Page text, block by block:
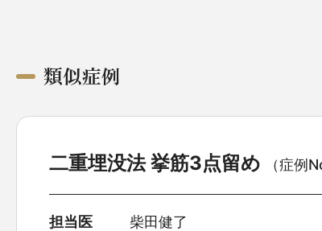
類似症例
二重埋没法 挙筋3点留め （症例
担当医 柴田健了